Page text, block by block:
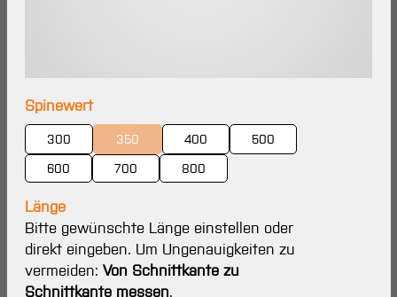
Spinewertauswählen
300 350
(Diese Option ist zurzeit nicht verfügbar.)
400
500
600
700 800
Länge
Bitte gewünschte Länge einstellen oder
direkt eingeben. Um Ungenauigkeiten zu
vermeiden: Von Schnittkante zu
Schnittkante messen.